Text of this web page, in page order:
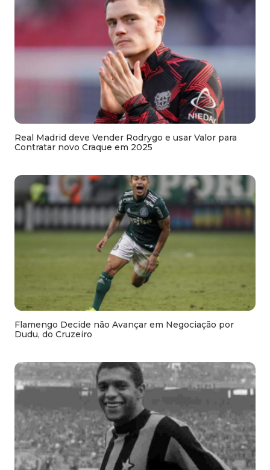
Real Madrid deve Vender Rodrygo e usar Valor para
Contratar novo Craque em 2025
Flamengo Decide não Avançar em Negociação por
Dudu, do Cruzeiro